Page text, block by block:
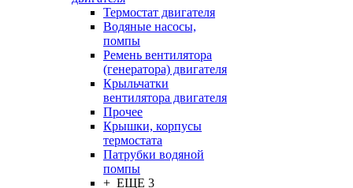
Термостат двигателя
Водяные насосы,
помпы
Ремень вентилятора
(генератора) двигателя
Крыльчатки
вентилятора двигателя
Прочее
Крышки, корпусы
термостата
Патрубки водяной
помпы
+ ЕЩЕ 3